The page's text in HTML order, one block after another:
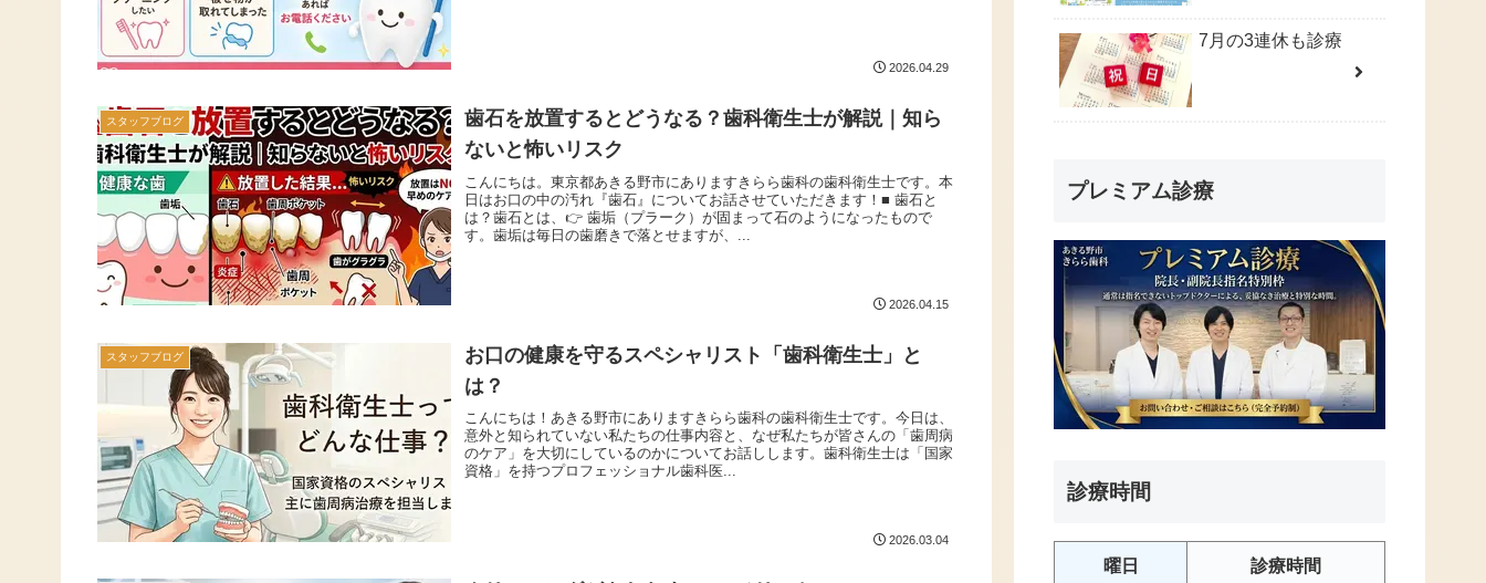
2026.04.29
スタッフブログ
歯石を放置するとどうなる？歯科衛生士が解説｜知ら
ないと怖いリスク
こんにちは。東京都あきる野市にありますきらら歯科の歯科衛生士です。本
日はお口の中の汚れ『歯石』についてお話させていただきます！■ 歯石と
は？歯石とは、👉 歯垢（プラーク）が固まって石のようになったもので
す。歯垢は毎日の歯磨きで落とせますが、...
2026.04.15
スタッフブログ
お口の健康を守るスペシャリスト「歯科衛生士」と
は？
こんにちは！あきる野市にありますきらら歯科の歯科衛生士です。今日は、
意外と知られていない私たちの仕事内容と、なぜ私たちが皆さんの「歯周病
のケア」を大切にしているのかについてお話しします。歯科衛生士は「国家
資格」を持つプロフェッショナル歯科医...
2026.03.04
7月の3連休も診療
プレミアム診療
診療時間
曜日 診療時間